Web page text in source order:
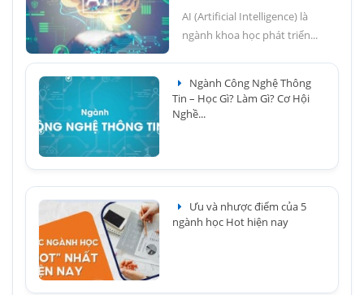
AI (Artificial Intelligence) là
ngành khoa học phát triển...
Ngành Công Nghệ Thông
Tin – Học Gì? Làm Gì? Cơ Hội
Nghề...
Ưu và nhược điểm của 5
ngành học Hot hiện nay